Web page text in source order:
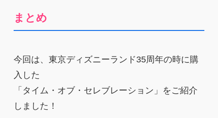
まとめ
今回は、東京ディズニーランド35周年の時に購
入した
「タイム・オブ・セレブレーション」をご紹介
しました！